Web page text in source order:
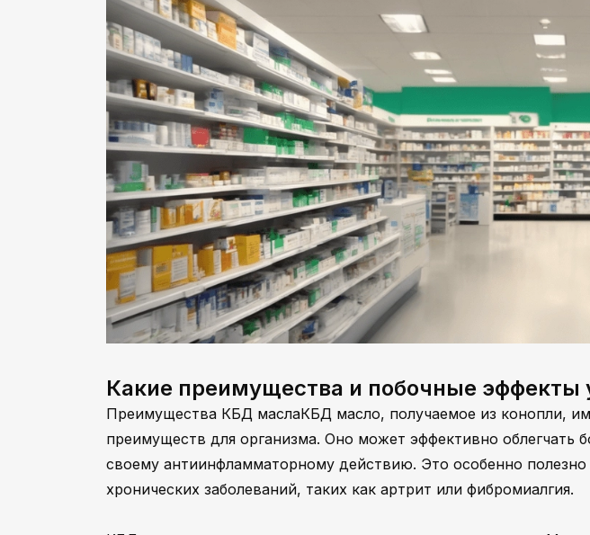
Какие преимущества и побочные эффекты
Преимущества КБД маслаКБД масло, получаемое из конопли,
преимуществ для организма. Оно может эффективно облегчать
своему антиинфламматорному действию. Это особенно
хронических заболеваний, таких как артрит или фибромиалгия.